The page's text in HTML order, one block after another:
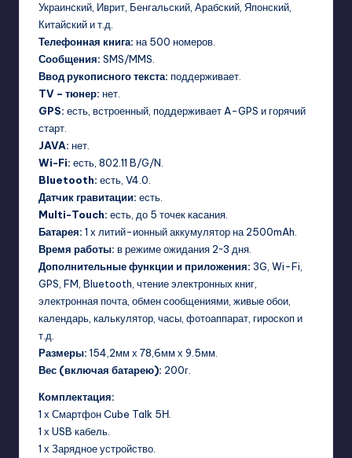
Украинский, Иврит, Бенгальский, Арабский, Японский,
Китайский и т.д.
Телефонная книга: на 500 номеров.
Сообщения: SMS/MMS.
Ввод рукописного текста: поддерживает.
TV – тюнер: нет.
GPS: есть, встроенный, поддерживает A-GPS и горячий
старт.
JAVA: нет.
Wi-Fi: есть, 802.11 B/G/N.
Bluetooth: есть, V4.0.
Датчик гравитации: есть.
Multi-Touch: есть, до 5 точек касания.
Батарея: 1 х литий-ионный аккумулятор на 2500mAh.
Время работы: в режиме ожидания 2~3 дня.
Дополнительные функции и приложения: 3G, Wi-Fi,
GPS, FM, Bluetooth, чтение электронных книг,
электронная почта, обмен сообщениями, живые обои,
календарь, калькулятор, часы, фотоаппарат, гироскоп и
т.д.
Размеры: 154,2мм х 78,6мм х 9.5мм.
Вес (включая батарею): 200г.
Комплектация:
1 х Смартфон Cube Talk 5Н.
1 х USB кабель.
1 х Зарядное устройство.